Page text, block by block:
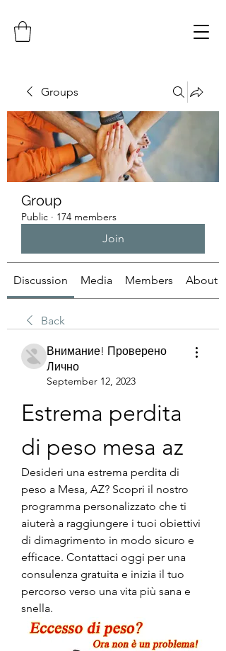
Groups
Group
Public · 174 members
Join
Discussion Media Members About
Back
Внимание! Проверено
Лично
September 12, 2023
Estrema perdita
di peso mesa az
Desideri una estrema perdita di
peso a Mesa, AZ? Scopri il nostro
programma personalizzato che ti
aiuterà a raggiungere i tuoi obiettivi
di dimagrimento in modo sicuro e
efficace. Contattaci oggi per una
consulenza gratuita e inizia il tuo
percorso verso una vita più sana e
snella.